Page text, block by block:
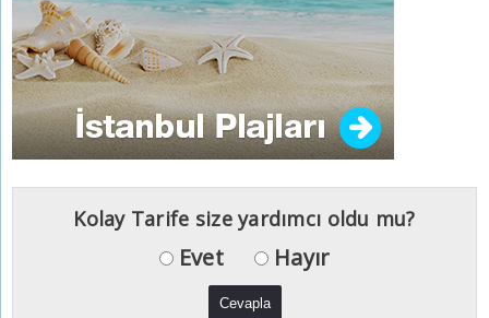
Kolay Tarife size yardımcı oldu mu?
Evet Hayır